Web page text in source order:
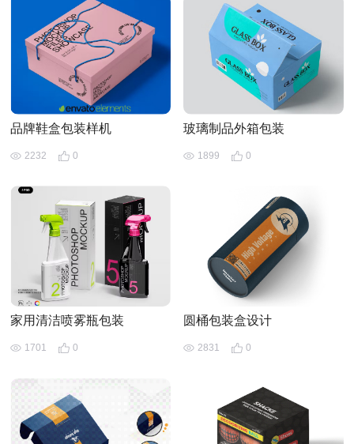
品牌鞋盒包装样机
2232 0
玻璃制品外箱包装
1899 0
家用清洁喷雾瓶包装
1701 0
圆桶包装盒设计
2831 0